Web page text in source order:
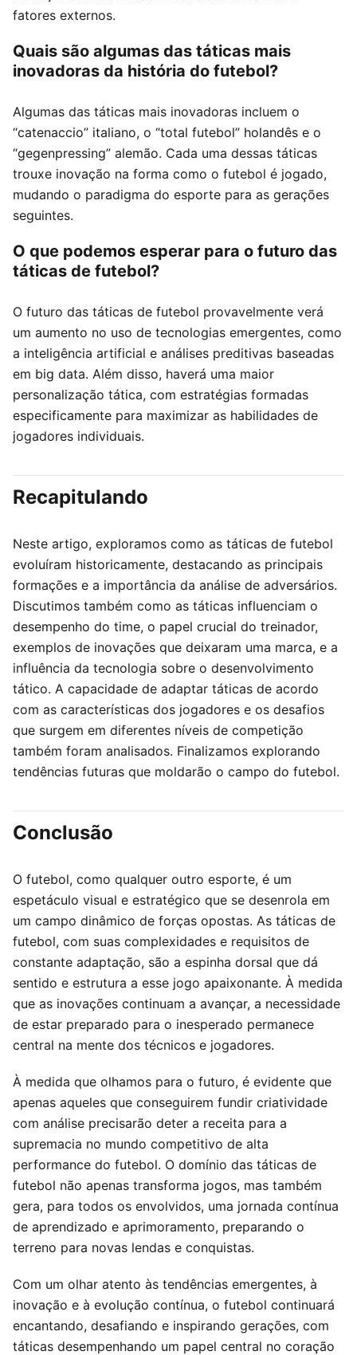
fatores externos.
Quais são algumas das táticas mais
inovadoras da história do futebol?
Algumas das táticas mais inovadoras incluem o
“catenaccio” italiano, o “total futebol” holandês e o
“gegenpressing” alemão. Cada uma dessas táticas
trouxe inovação na forma como o futebol é jogado,
mudando o paradigma do esporte para as gerações
seguintes.
O que podemos esperar para o futuro das
táticas de futebol?
O futuro das táticas de futebol provavelmente verá
um aumento no uso de tecnologias emergentes, como
a inteligência artificial e análises preditivas baseadas
em big data. Além disso, haverá uma maior
personalização tática, com estratégias formadas
especificamente para maximizar as habilidades de
jogadores individuais.
Recapitulando
Neste artigo, exploramos como as táticas de futebol
evoluíram historicamente, destacando as principais
formações e a importância da análise de adversários.
Discutimos também como as táticas influenciam o
desempenho do time, o papel crucial do treinador,
exemplos de inovações que deixaram uma marca, e a
influência da tecnologia sobre o desenvolvimento
tático. A capacidade de adaptar táticas de acordo
com as características dos jogadores e os desafios
que surgem em diferentes níveis de competição
também foram analisados. Finalizamos explorando
tendências futuras que moldarão o campo do futebol.
Conclusão
O futebol, como qualquer outro esporte, é um
espetáculo visual e estratégico que se desenrola em
um campo dinâmico de forças opostas. As táticas de
futebol, com suas complexidades e requisitos de
constante adaptação, são a espinha dorsal que dá
sentido e estrutura a esse jogo apaixonante. À medida
que as inovações continuam a avançar, a necessidade
de estar preparado para o inesperado permanece
central na mente dos técnicos e jogadores.
À medida que olhamos para o futuro, é evidente que
apenas aqueles que conseguirem fundir criatividade
com análise precisarão deter a receita para a
supremacia no mundo competitivo de alta
performance do futebol. O domínio das táticas de
futebol não apenas transforma jogos, mas também
gera, para todos os envolvidos, uma jornada contínua
de aprendizado e aprimoramento, preparando o
terreno para novas lendas e conquistas.
Com um olhar atento às tendências emergentes, à
inovação e à evolução contínua, o futebol continuará
encantando, desafiando e inspirando gerações, com
táticas desempenhando um papel central no coração